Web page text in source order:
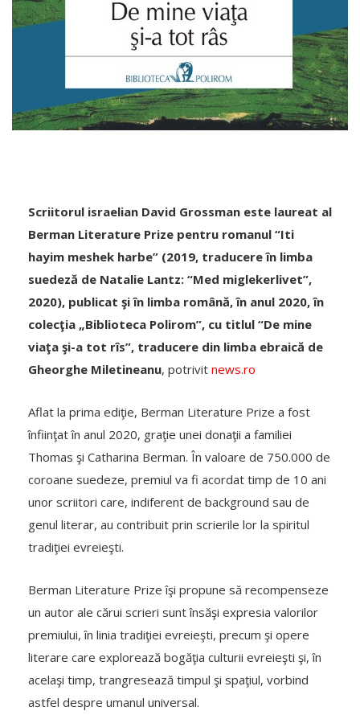
Scriitorul israelian David Grossman este laureat al
Berman Literature Prize pentru romanul “Iti
hayim meshek harbe” (2019, traducere în limba
suedeză de Natalie Lantz: “Med miglekerlivet”,
2020), publicat şi în limba română, în anul 2020, în
colecţia „Biblioteca Polirom”, cu titlul “De mine
viaţa şi-a tot rîs”, traducere din limba ebraică de
Gheorghe Miletineanu, potrivit news.ro
Aflat la prima ediţie, Berman Literature Prize a fost
înfiinţat în anul 2020, graţie unei donaţii a familiei
Thomas şi Catharina Berman. În valoare de 750.000 de
coroane suedeze, premiul va fi acordat timp de 10 ani
unor scriitori care, indiferent de background sau de
genul literar, au contribuit prin scrierile lor la spiritul
tradiţiei evreieşti.
Berman Literature Prize îşi propune să recompenseze
un autor ale cărui scrieri sunt însăşi expresia valorilor
premiului, în linia tradiţiei evreieşti, precum şi opere
literare care explorează bogăţia culturii evreieşti şi, în
acelaşi timp, trangresează timpul şi spaţiul, vorbind
astfel despre umanul universal.